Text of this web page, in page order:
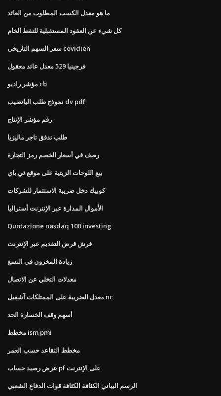
ما هو معدل الكسب المطلوب من العائد
كل شيء عن العقود المستقبلية للنفط الخام
سعر السهم التاريخي covidien
فرجينيا 529 معدل عائد معقول
مؤشر راديو cb
نموذج طلب اليانصيب dv pdf
رقم مؤشر الإنتاج
طلب تدفق تاجر ماليزيا
رصف في أسعار الخصم رمز التجارة
بيع اللوحات الزيتية على موقع ئي باي
كوبيك دخل ضريبة الاستثمار للشركات
الأموال المدارة عبر الإنترنت أستراليا
Quotazione nasdaq 100 investing
قرش قرض التقديم عبر الإنترنت
زيادة المخزون في النسغ
معدلات التخلي عن الاتصال
معدل الضريبة على الممتلكات آشفيل nc
أسهم وقف الخسارة الحد
مخطط ism pmi
مخطط التقاعد حسب العمر
عرض رصيد حساب pf على الإنترنت
الرسم البياني الكثافة الكثافة قوات الدفاع الشعبي